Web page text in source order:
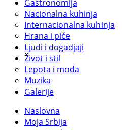
Gastronomija
Nacionalna kuhinja
Internacionalna kuhinja
Hrana i piće
Ljudi i dogadjaji
Život i stil
Lepota i moda
Muzika
Galerije
Naslovna
Moja Srbija